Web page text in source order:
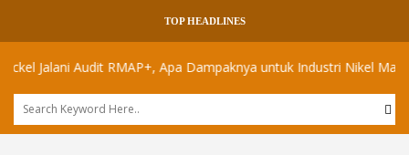
TOP HEADLINES
Audit RMAP+, Apa Dampaknya untuk Industri Nikel Maluku